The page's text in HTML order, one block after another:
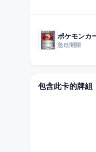
急進開關
包含此卡的牌組